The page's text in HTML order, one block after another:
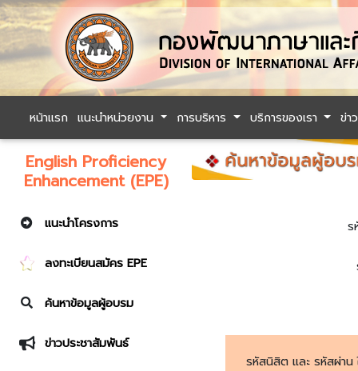
หน้าแรก แนะนำหน่วยงาน การบริหาร บริการของเรา ข่า
English Proficiency
Enhancement (EPE)
แนะนำโครงการ
ลงทะเบียนสมัคร EPE
ค้นหาข้อมูลผู้อบรม
ข่าวประชาสัมพันธ์
ร
รหัสนิสิต และ รหัสผ่าน